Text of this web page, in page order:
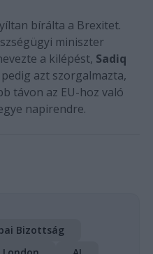
bírálta a Brexitet.
miniszter
a kilépést, Sadiq
azt szorgalmazta,
távon az EU-hoz való
napirendre.
Bizottság